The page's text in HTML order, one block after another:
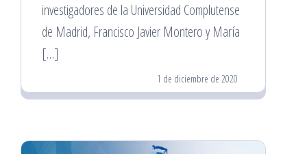
investigadores de la Universidad Complutense
de Madrid, Francisco Javier Montero y María
[…]
1 de diciembre de 2020